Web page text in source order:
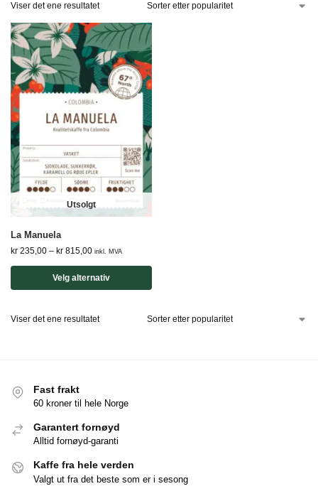
Viser det ene resultatet
Utsolgt
La Manuela
kr 235,00 – kr 815,00 inkl. MVA
Velg alternativ
Viser det ene resultatet
Fast frakt
60 kroner til hele Norge
Garantert fornøyd
Alltid fornøyd-garanti
Kaffe fra hele verden
Valgt ut fra det beste som er i sesong